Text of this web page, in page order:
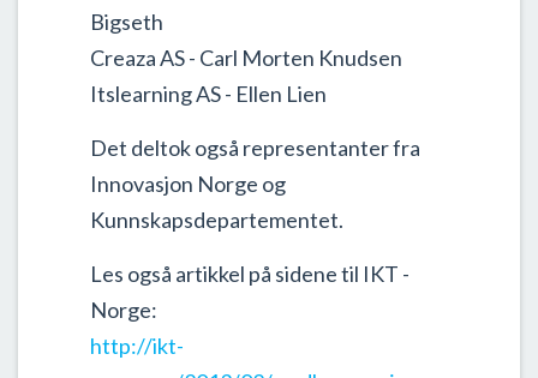
Bigseth
Creaza AS - Carl Morten Knudsen
Itslearning AS - Ellen Lien
Det deltok også representanter fra
Innovasjon Norge og
Kunnskapsdepartementet.
Les også artikkel på sidene til IKT -
Norge:
http://ikt-